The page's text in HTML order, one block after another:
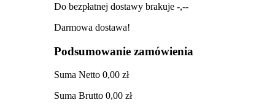
Do bezpłatnej dostawy brakuje -,--
Darmowa dostawa!
Podsumowanie zamówienia
Suma Netto 0,00 zł
Suma Brutto 0,00 zł